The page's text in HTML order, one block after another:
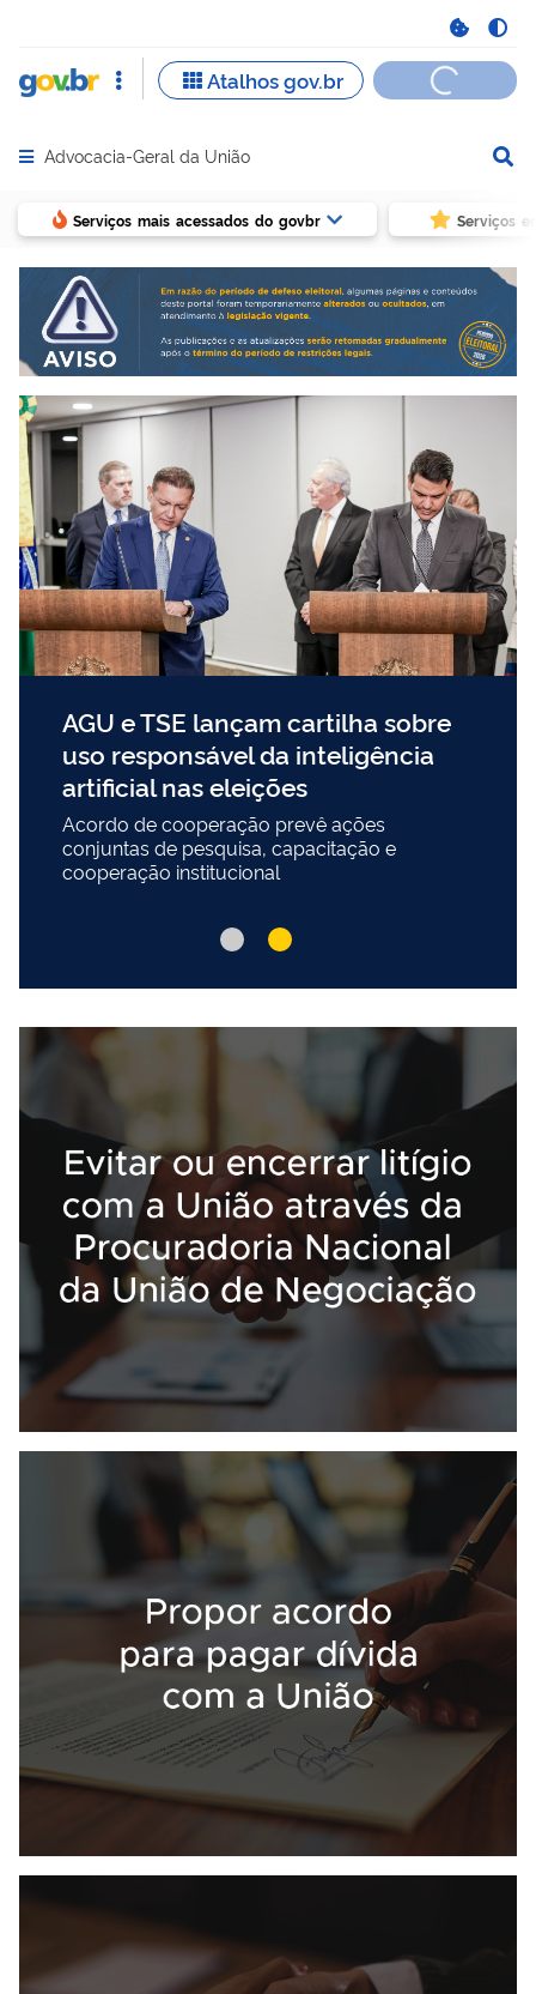
Abrir menu principal de navegação
Advocacia-Geral da União
Serviços mais acessados do govbr Serviços
AGU e TSE lançam cartilha sobre
uso responsável da inteligência
artificial nas eleições
Acordo de cooperação prevê ações
conjuntas de pesquisa, capacitação e
cooperação institucional